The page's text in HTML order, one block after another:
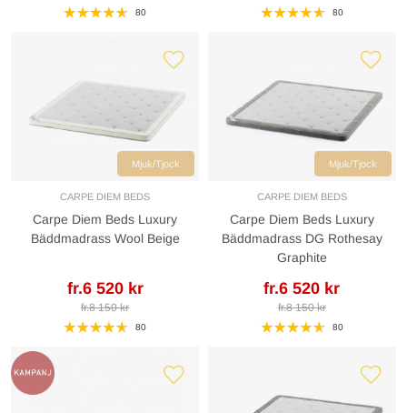
80 80
Mjuk/Tjock
CARPE DIEM BEDS
Carpe Diem Beds Luxury
Bäddmadrass Wool Beige
fr.6 520 kr
fr.8 150 kr
80
Mjuk/Tjock
CARPE DIEM BEDS
Carpe Diem Beds Luxury
Bäddmadrass DG Rothesay
Graphite
fr.6 520 kr
fr.8 150 kr
80